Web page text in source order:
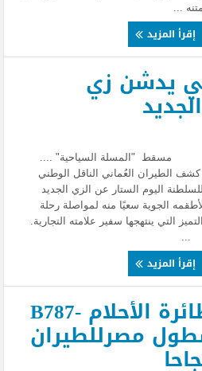
متنه ...
إقرأ المزيد
يدشن زي
مسقط "المسلة السياحية" ....
كشف الطيران العُماني الناقل الوطني
للسلطنة اليوم الستار عن الزي الجديد
لأطقمه الجوية سعيًا منه لمواصلة رحلة
التميز التي ينتهجها سفير علامته التجارية.
إقرأ المزيد
خبراء بوينج : طائرة الأحلام B787-
مصرللطيران